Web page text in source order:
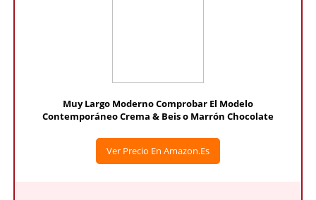
Muy Largo Moderno Comprobar El Modelo
Contemporáneo Crema & Beis o Marrón Chocolate
Ver Precio En Amazon.es